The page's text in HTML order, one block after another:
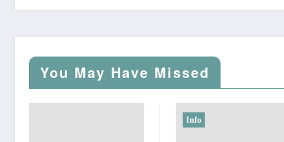
You May Have Missed